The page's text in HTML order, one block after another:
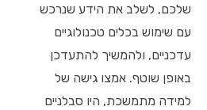
שלכם, לשלב את הידע שנרכש
עם שימוש בכלים טכנולוגיים
עדכניים, ולהמשיך להתעדכן
באופן שוטף. אמצו גישה של
למידה מתמשכת, היו סבלניים